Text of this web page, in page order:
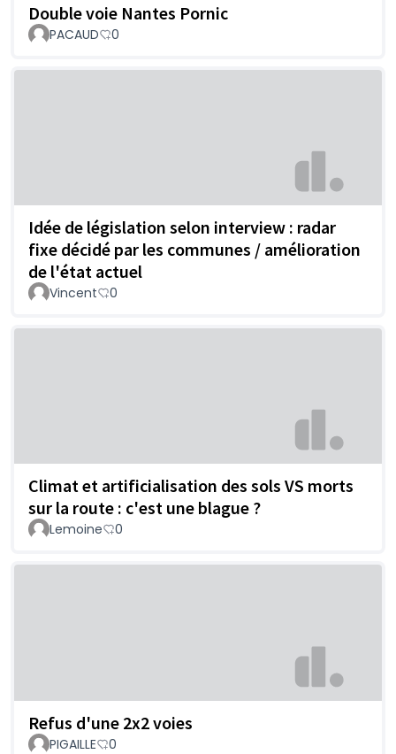
Double voie Nantes Pornic
PACAUD 0
Idée de législation selon interview : radar
fixe décidé par les communes / amélioration
de l'état actuel
Vincent 0
Climat et artificialisation des sols VS morts
sur la route : c'est une blague ?
Lemoine 0
Refus d'une 2x2 voies
PIGAILLE 0